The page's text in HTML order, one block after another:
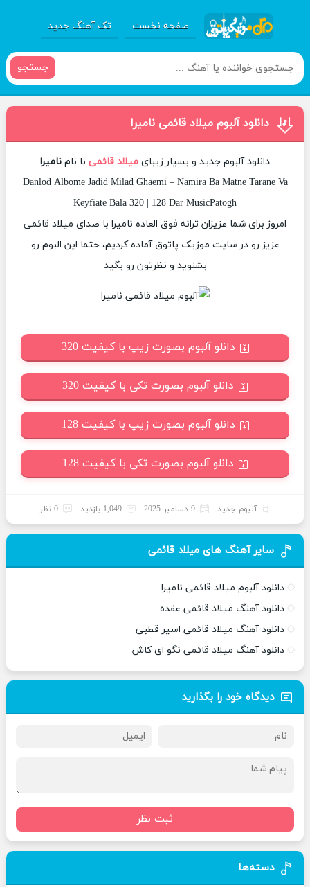
صفحه نخست تک آهنگ جدید
جستجو
دانلود آلبوم میلاد قائمی نامیرا
دانلود آلبوم جدید و بسیار زیبای میلاد قائمی با نام نامیرا
Danlod Albome Jadid Milad Ghaemi – Namira Ba Matne Tarane Va
Keyfiate Bala 320 | 128 Dar MusicPatogh
امروز برای شما عزیزان ترانه فوق العاده نامیرا با صدای میلاد قائمی
عزیز رو در سایت موزیک پاتوق آماده کردیم، حتما این البوم رو
بشنوید و نظرتون رو بگید
دانلو آلبوم بصورت زیپ با کیفیت 320
دانلو آلبوم بصورت تکی با کیفیت 320
دانلو آلبوم بصورت زیپ با کیفیت 128
دانلو آلبوم بصورت تکی با کیفیت 128
آلبوم جدید 9 دسامبر 2025 1,049 بازدید 0 نظر
سایر آهنگ های میلاد قائمی
دانلود آلبوم میلاد قائمی نامیرا
دانلود آهنگ میلاد قائمی عقده
دانلود آهنگ میلاد قائمی اسیر قطبی
دانلود آهنگ میلاد قائمی نگو ای کاش
دیدگاه خود را بگذارید
ثبت نظر
دسته‌ها